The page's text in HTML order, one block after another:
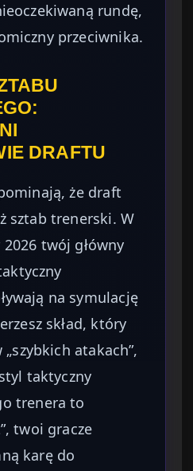
rundę,
przeciwnika.
DRAFTU
że draft
sztab trenerski. W
twój główny
na symulację
skład, który
atakach”,
taktyczny
trenera to
twoi gracze
karę do